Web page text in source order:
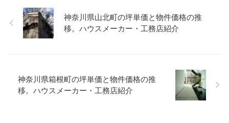
神奈川県山北町の坪単価と物件価格の推
移。ハウスメーカー・工務店紹介
神奈川県箱根町の坪単価と物件価格の推
移。ハウスメーカー・工務店紹介